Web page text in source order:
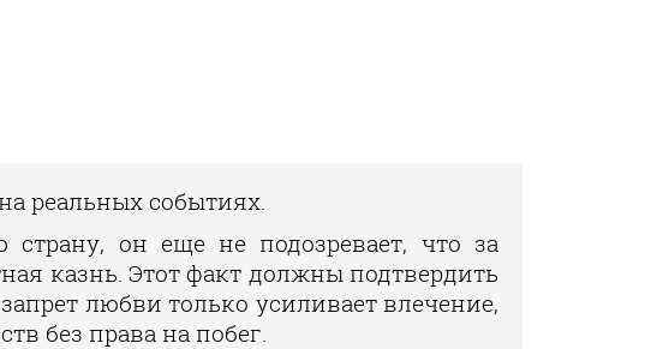
реальных событиях.
он еще не подозревает, что за
казнь. Этот факт должны подтвердить
любви только усиливает влечение,
без права на побег.